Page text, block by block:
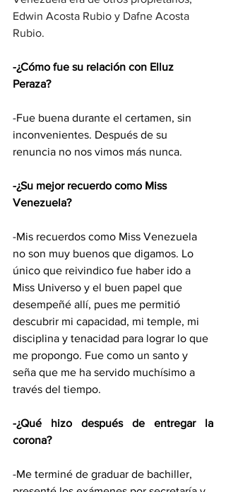
Edwin Acosta Rubio y Dafne Acosta
Rubio.
-¿Cómo fue su relación con Elluz
Peraza?
-Fue buena durante el certamen, sin
inconvenientes. Después de su
renuncia no nos vimos más nunca.
-¿Su mejor recuerdo como Miss
Venezuela?
-Mis recuerdos como Miss Venezuela
no son muy buenos que digamos. Lo
único que reivindico fue haber ido a
Miss Universo y el buen papel que
desempeñé allí, pues me permitió
descubrir mi capacidad, mi temple, mi
disciplina y tenacidad para lograr lo que
me propongo. Fue como un santo y
seña que me ha servido muchísimo a
través del tiempo.
-¿Qué hizo después de entregar la
corona?
-Me terminé de graduar de bachiller,